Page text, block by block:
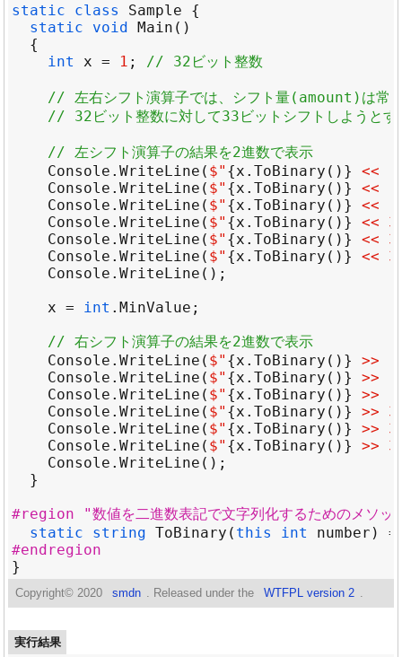
static
class Sample
static
void Main
int
x = 1 ; // 32ビット整数
// 左右シフト演算子では、シフト量(amount)は常に
// 32ビット整数に対して33ビットシフトしよう
// 左シフト演算子の結果を2進数で表示
Console . WriteLine ( $" {x . ToBinary ()}
<<
Console . WriteLine ( $" {x . ToBinary ()}
<<
Console . WriteLine ( $" {x . ToBinary ()}
<<
Console . WriteLine ( $" {x . ToBinary ()}
<<
Console . WriteLine ( $" {x . ToBinary ()}
<<
Console . WriteLine ( $" {x . ToBinary ()}
<<
Console . WriteLine
x = int . MinValue
// 右シフト演算子の結果を2進数で表示
Console . WriteLine ( $" {x . ToBinary ()}
>>
Console . WriteLine ( $" {x . ToBinary ()}
>>
Console . WriteLine ( $" {x . ToBinary ()}
>>
Console . WriteLine ( $" {x . ToBinary ()}
>>
Console . WriteLine ( $" {x . ToBinary ()}
>>
Console . WriteLine ( $" {x . ToBinary ()}
>>
Console . WriteLine
#region "数値を二進数表記で文字列化するためのメソッ
static
string ToBinary ( this int number )
#endregion
Copyright© 2020 smdn . Released under the WTFPL version 2
実行結果